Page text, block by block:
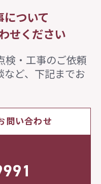
について
せください
検・工事のご依頼
など、下記までお
問い合わせ